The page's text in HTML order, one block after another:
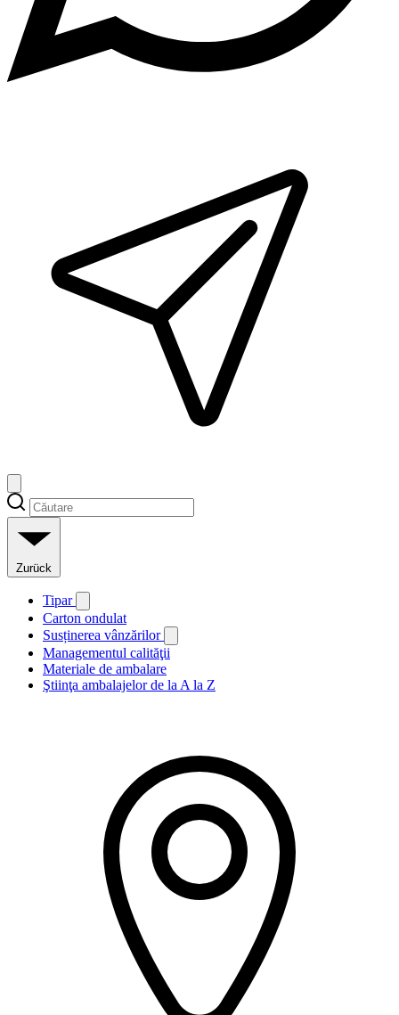
Zurück
Tipar
Carton ondulat
Susținerea vânzărilor
Managementul calităţii
Materiale de ambalare
Ştiinţa ambalajelor de la A la Z